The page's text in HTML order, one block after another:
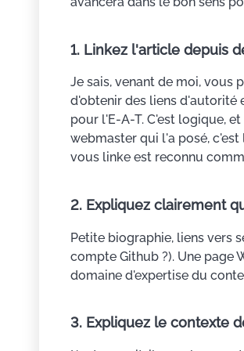
1. Linkez l'article depuis
Je sais, venant de moi, vous
d'obtenir des liens d'autorité
pour l'E-A-T. C'est logique,
webmaster qui l'a posé, c'est
vous linke est reconnu
2. Expliquez clairement
Petite biographie, liens vers
compte Github ?). Une page
domaine d'expertise du
3. Expliquez le contexte